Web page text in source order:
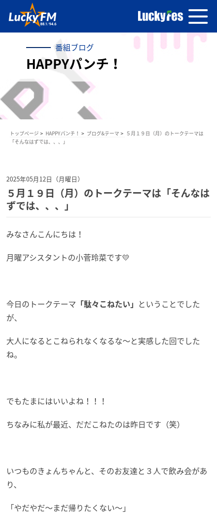
番組ブログ
HAPPYパンチ！
トップページ HAPPYパンチ！ ブログ&テーマ
５月１９日（月）のトークテーマは
「そんなはずでは、、、」
2025年05月12日（月曜日）
５月１９日（月）のトークテーマは「そんなは
ずでは、、、」
みなさんこんにちは！
月曜アシスタントの小菅玲菜です💛
今日のトークテーマ 「駄々こねたい」 ということでした
が、
大人になるとこねられなくなるな～と実感した回でした
ね。
でもたまにはいいよね！！！
ちなみに私が最近、だだこねたのは昨日です（笑）
いつものきょんちゃんと、そのお友達と３人で飲み会があ
り、
「やだやだ～まだ帰りたくない～」